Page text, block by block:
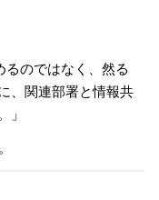
るのではなく、然る
、関連部署と情報共
」